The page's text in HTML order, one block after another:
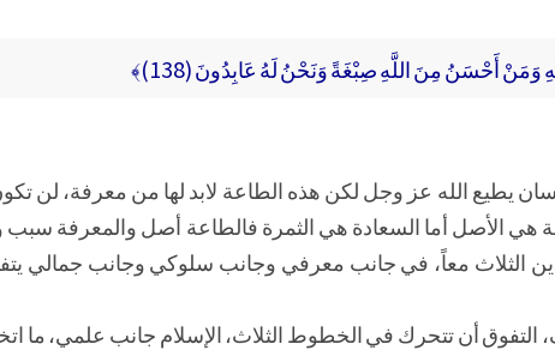
وَمَنْ أَحْسَنُ مِنَ اللَّهِ صِبْغَةً وَنَحْنُ لَهُ عَابِدُونَ (138)﴾
يطيع الله عز وجل لكن هذه الطاعة لابد لها من معرفة، لن
الأصل أما السعادة هي الثمرة فالطاعة أصل والمعرفة سبب
الثلاث معاً، في جانب معرفي وجانب سلوكي وجانب جمالي
أن تتحرك في الخطوط الثلاث، الإسلام جانب علمي، ما اتخذ